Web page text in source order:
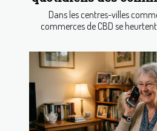
Dans les centres-villes
commerces de CBD se